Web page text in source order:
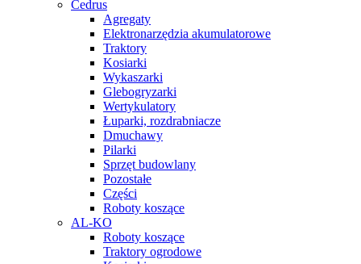
Cedrus
Agregaty
Elektronarzędzia akumulatorowe
Traktory
Kosiarki
Wykaszarki
Glebogryzarki
Wertykulatory
Łuparki, rozdrabniacze
Dmuchawy
Pilarki
Sprzęt budowlany
Pozostałe
Części
Roboty koszące
AL-KO
Roboty koszące
Traktory ogrodowe